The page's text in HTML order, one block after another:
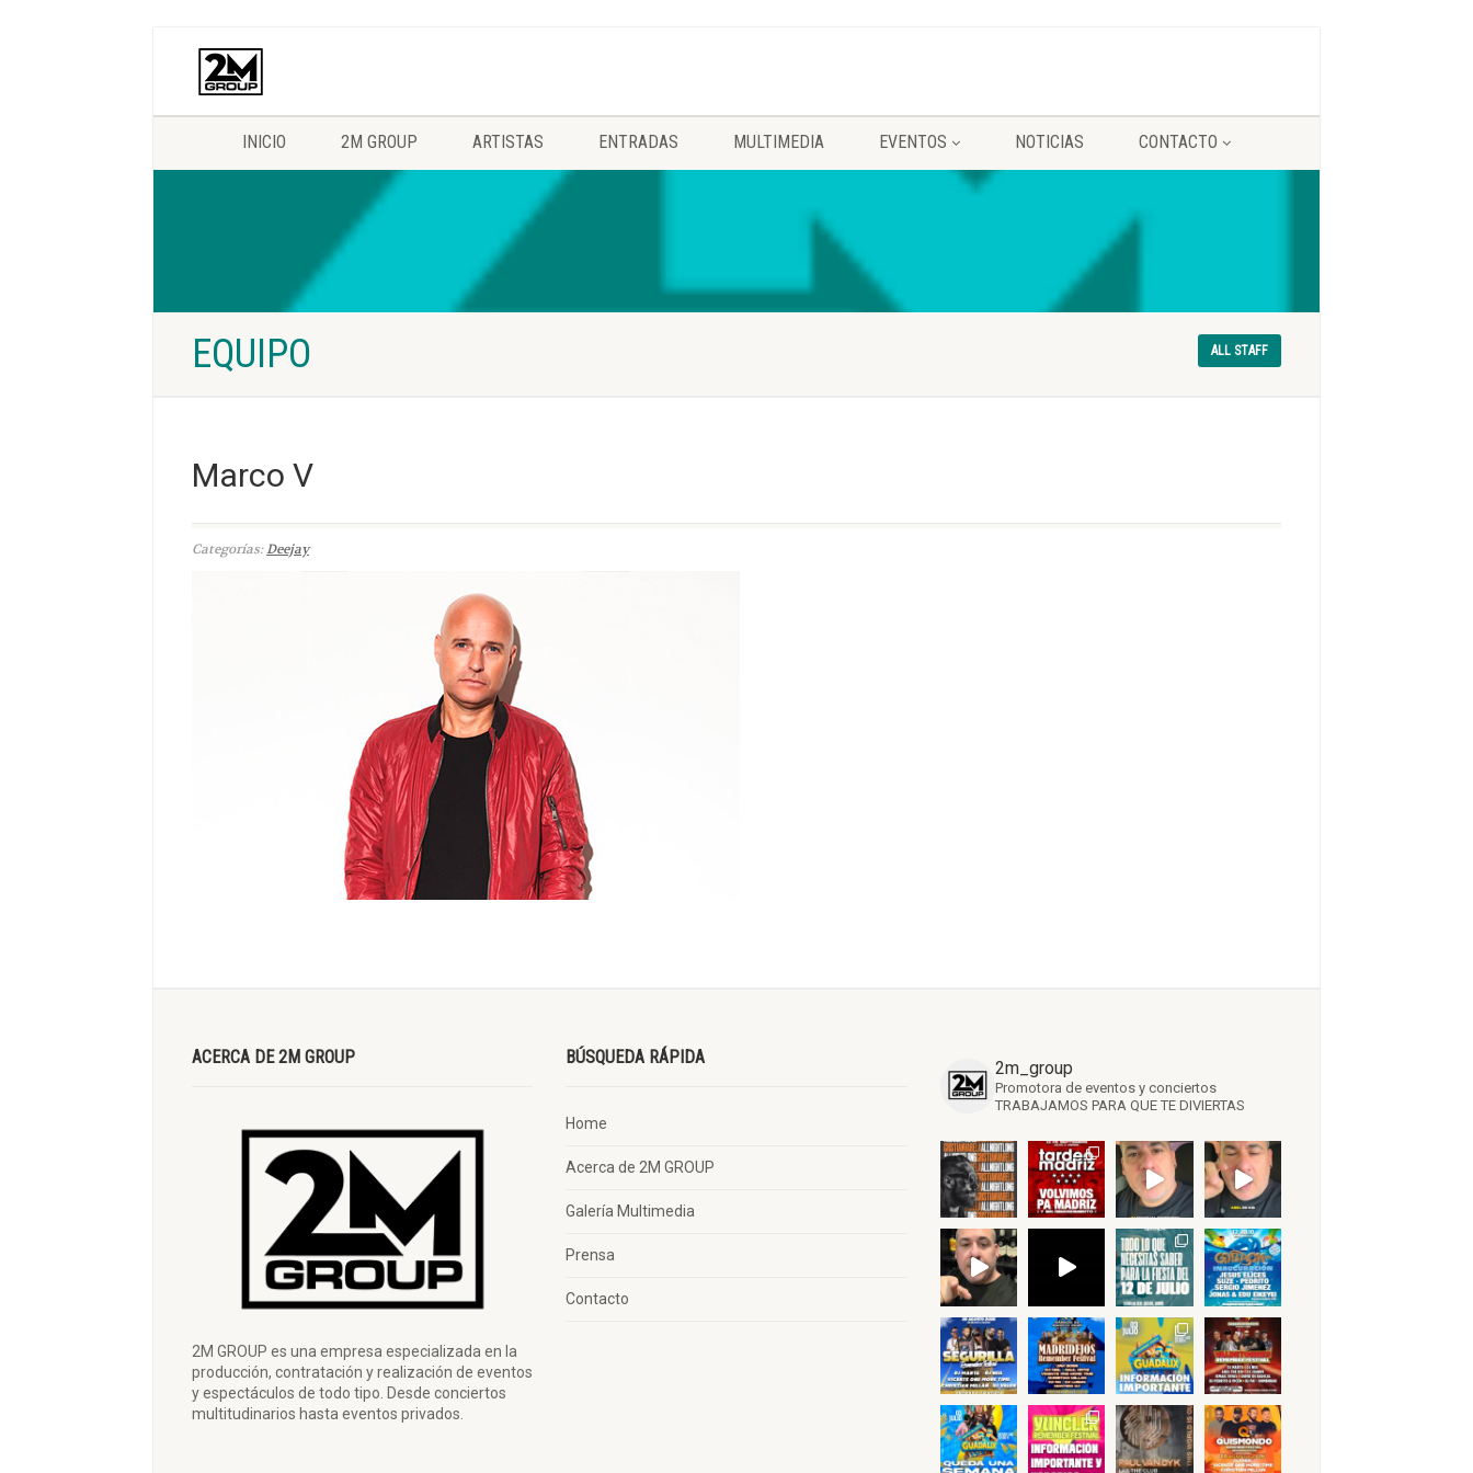
INICIO 2M GROUP ARTISTAS ENTRADAS MULTIMEDIA EVENTOS NOTICIAS CONTACTO
EQUIPO ALL STAFF
Marco V
Categorías:Deejay
ACERCA DE 2M GROUP
2M GROUP es una empresa especializada en la
producción, contratación y realización de eventos
y espectáculos de todo tipo. Desde conciertos
multitudinarios hasta eventos privados.
BÚSQUEDA RÁPIDA
Home
Acerca de 2M GROUP
Galería Multimedia
Prensa
Contacto
2m_group
Promotora de eventos y conciertos
TRABAJAMOS PARA QUE TE DIVIERTAS